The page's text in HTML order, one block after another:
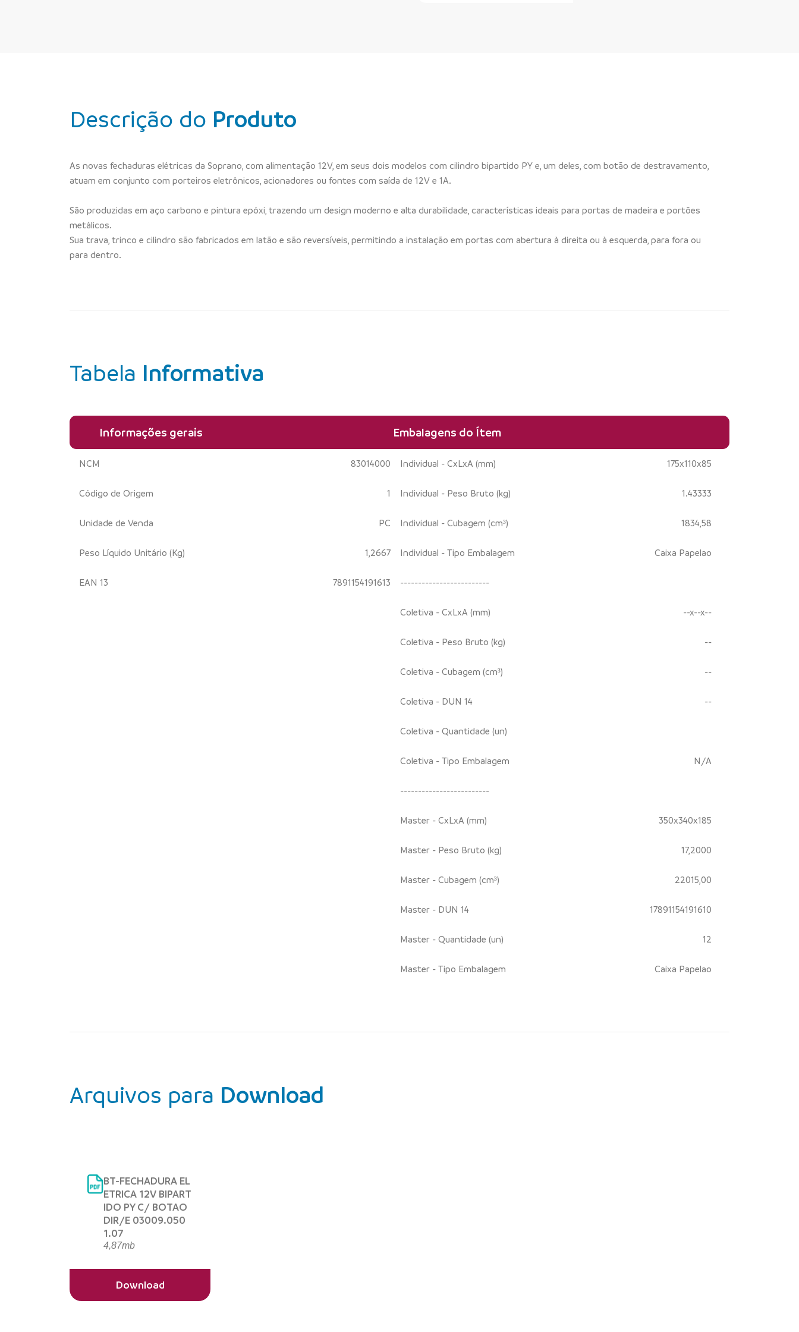
Descrição do Produto
As novas fechaduras elétricas da Soprano, com alimentação 12V, em seus dois modelos com cilindro bipartido PY e, um deles, com botão de destravamento,
atuam em conjunto com porteiros eletrônicos, acionadores ou fontes com saída de 12V e 1A.
São produzidas em aço carbono e pintura epóxi, trazendo um design moderno e alta durabilidade, características ideais para portas de madeira e portões
metálicos.
Sua trava, trinco e cilindro são fabricados em latão e são reversíveis, permitindo a instalação em portas com abertura à direita ou à esquerda, para fora ou
para dentro.
Tabela Informativa
Informações gerais Embalagens do Ítem
NCM 83014000
Código de Origem 1
Unidade de Venda PC
Peso Líquido Unitário (Kg) 1,2667
EAN 13 7891154191613
Individual - CxLxA (mm) 175x110x85
Individual - Peso Bruto (kg) 1.43333
Individual - Cubagem (cm³) 1834,58
Individual - Tipo Embalagem Caixa Papelao
-------------------------
Coletiva - CxLxA (mm) --x--x--
Coletiva - Peso Bruto (kg) --
Coletiva - Cubagem (cm³) --
Coletiva - DUN 14 --
Coletiva - Quantidade (un)
Coletiva - Tipo Embalagem N/A
-------------------------
Master - CxLxA (mm) 350x340x185
Master - Peso Bruto (kg) 17,2000
Master - Cubagem (cm³) 22015,00
Master - DUN 14 17891154191610
Master - Quantidade (un) 12
Master - Tipo Embalagem Caixa Papelao
Arquivos para Download
BT-FECHADURA EL
ETRICA 12V BIPART
IDO PY C/ BOTAO
DIR/E 03009.050
1.07
4,87mb
Download